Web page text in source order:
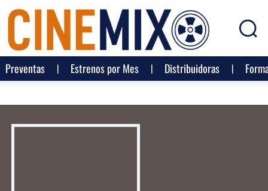
Preventas Estrenos por Mes Distribuidoras